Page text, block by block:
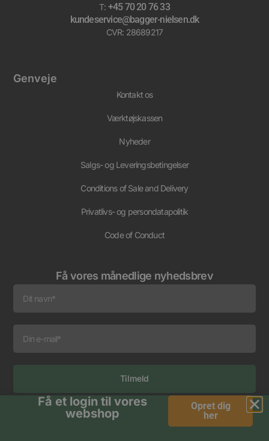
T: +45 70 20 76 33
kundeservice@bagger-nielsen.dk
CVR: 28689217
Genveje
Kontakt os
Værktøjskassen
Nyheder
Salgs- og Leveringsbetingelser
Conditions of Sale and Delivery
Privatlivs- og persondatapolitik
Code of Conduct
Få vores månedlige nyhedsbrev
Tilmeld
Alternative:
Få et login til vores
webshop
Opret dig
her